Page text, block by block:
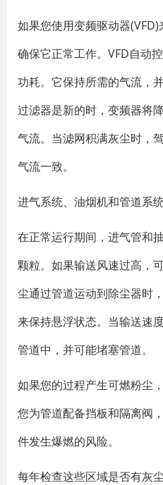
如果您使用变频驱动器
确保它正常工作。VFD自动
功耗。它保持所需的气流，
过滤器是新的时，变频器将
气流。当滤网积满灰尘时，
气流一致。
进气系统、油烟机和管道系
在正常运行期间，进气管和
颗粒。如果输送风速过高，
尘通过管道运动到除尘器时
来保持悬浮状态。当输送速
管道中，并可能堵塞管道。
如果您的过程产生可燃粉尘
您为管道配备挡板和隔离阀
件发生爆燃的风险。
每年检查这些区域是否有灰